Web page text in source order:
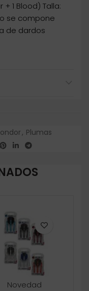
1 Blood) Talla:
se compone
de dardos
, Plumas
Novedad